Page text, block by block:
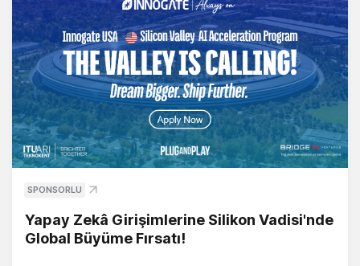
SPONSORLU
Yapay Zekâ Girişimlerine Silikon Vadisi'nde
Global Büyüme Fırsatı!